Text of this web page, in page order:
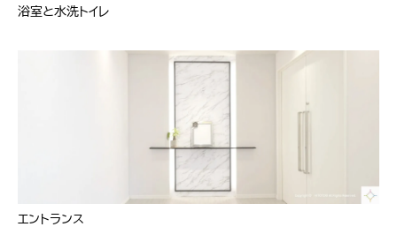
浴室と水洗トイレ
エントランス